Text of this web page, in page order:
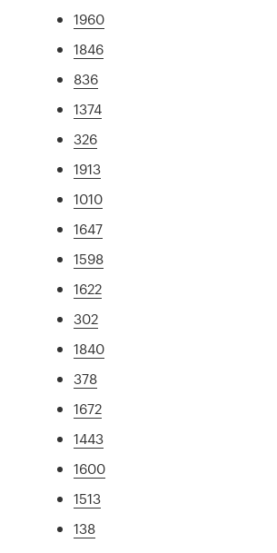
1960
1846
836
1374
326
1913
1010
1647
1598
1622
302
1840
378
1672
1443
1600
1513
138